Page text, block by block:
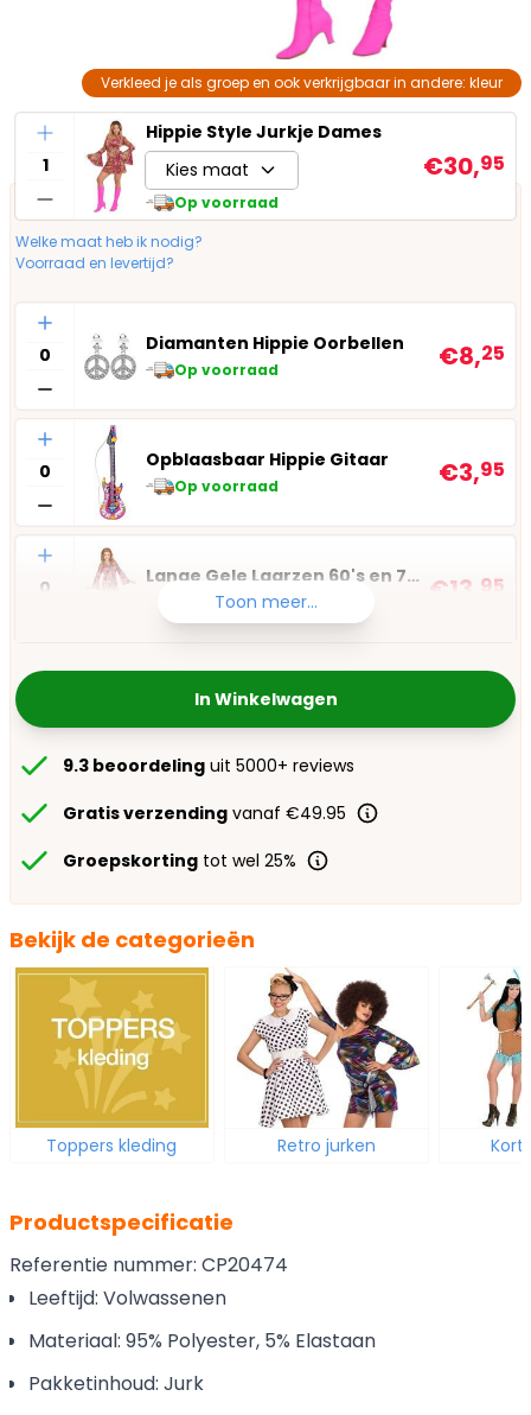
Verkleed je als groep en ook verkrijgbaar in andere: kleur
Aantal
Hippie Style Jurkje Dames
Kies maat
Op voorraad
€30,95
Welke maat heb ik nodig?
Voorraad en levertijd?
Aantal
Diamanten Hippie Oorbellen
Op voorraad €8,25
Aantal
Opblaasbaar Hippie Gitaar
Op voorraad €3,95
Aantal
Lange Gele Laarzen 60's en 70's Vrouwen
Op voorraad €13, 95
Toon meer...
In Winkelwagen
9.3 beoordeling uit 5000+ reviews
Gratis verzending vanaf €49.95
Groepskorting tot wel 25%
Bekijk de categorieën
Toppers kleding Retro jurken
Productspecificatie
Referentie nummer: CP20474
Leeftijd: Volwassenen
Materiaal: 95% Polyester, 5% Elastaan
Pakketinhoud: Jurk